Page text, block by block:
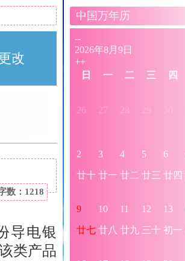
改
数：1218
导电银
类产品
中国万年历